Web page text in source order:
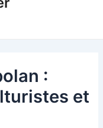
:
et